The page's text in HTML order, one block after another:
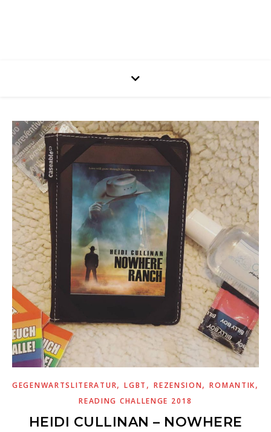
GEGENWARTSLITERATUR,LGBT ,REZENSION,ROMANTIK,
READING CHALLENGE 2018
HEIDI CULLINAN – NOWHERE